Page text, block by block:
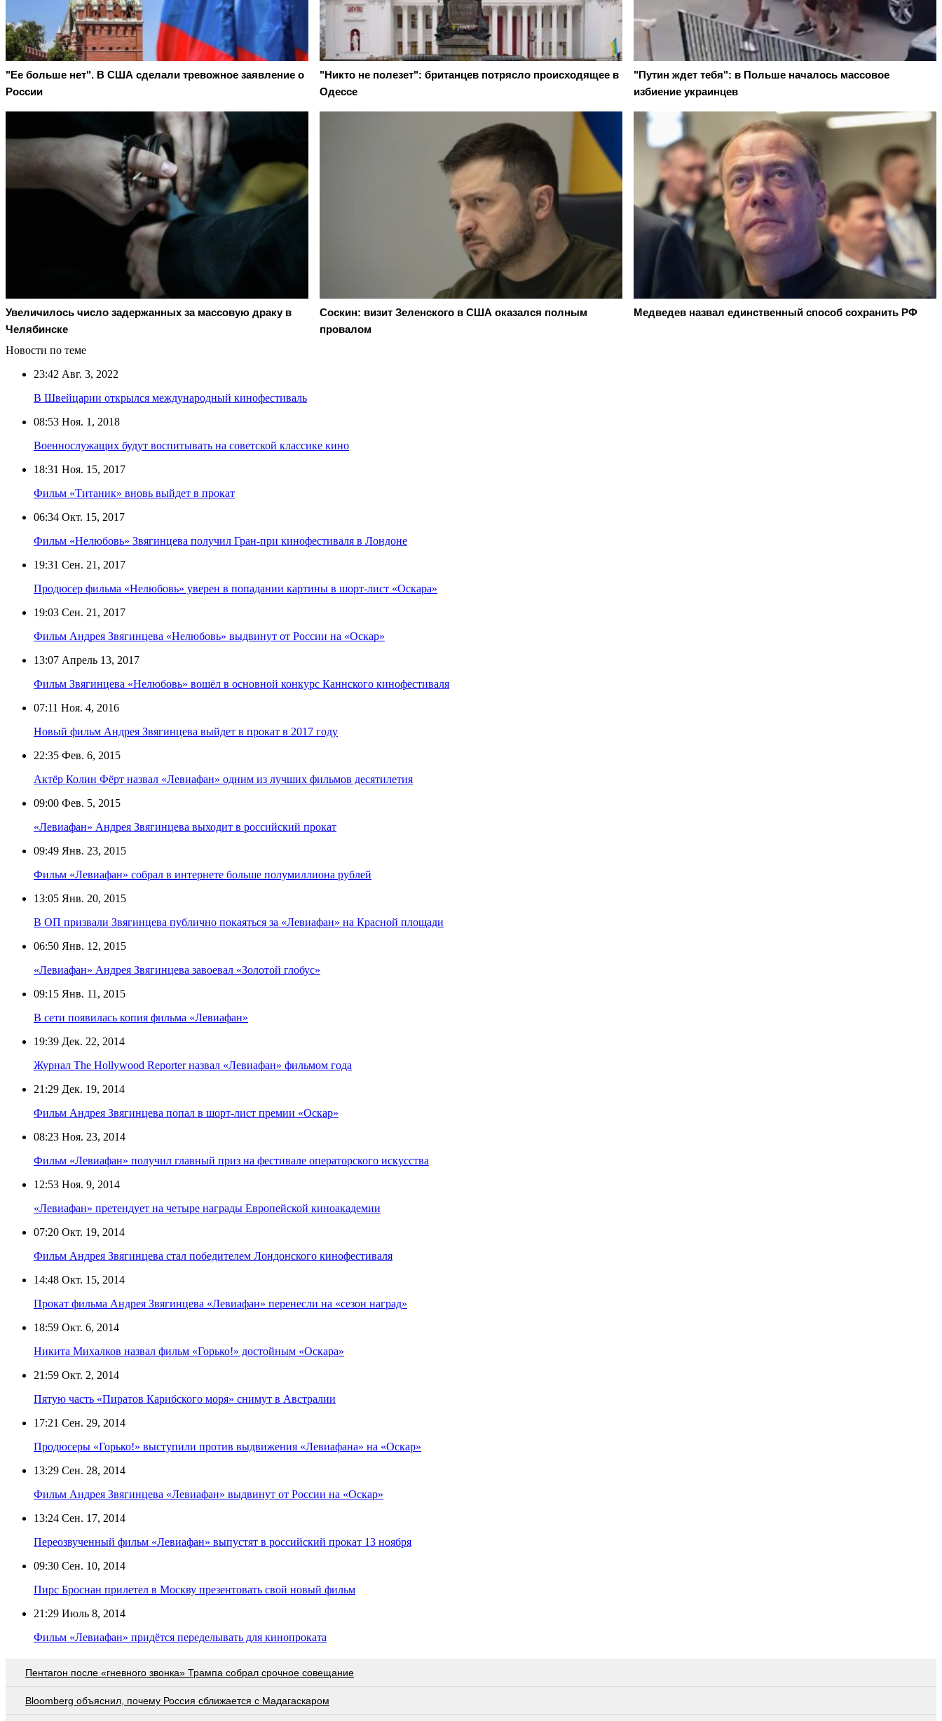
"Ее больше нет". В США сделали тревожное заявление о
России
"Никто не полезет": британцев потрясло происходящее в
Одессе
"Путин ждет тебя": в Польше началось массовое
избиение украинцев
Увеличилось число задержанных за массовую драку в
Челябинске
Соскин: визит Зеленского в США оказался полным
провалом
Медведев назвал единственный способ сохранить РФ
Новости по теме
23:42 Авг. 3, 2022
В Швейцарии открылся международный кинофестиваль
08:53 Ноя. 1, 2018
Военнослужащих будут воспитывать на советской классике кино
18:31 Ноя. 15, 2017
Фильм «Титаник» вновь выйдет в прокат
06:34 Окт. 15, 2017
Фильм «Нелюбовь» Звягинцева получил Гран-при кинофестиваля в Лондоне
19:31 Сен. 21, 2017
Продюсер фильма «Нелюбовь» уверен в попадании картины в шорт-лист «Оскара»
19:03 Сен. 21, 2017
Фильм Андрея Звягинцева «Нелюбовь» выдвинут от России на «Оскар»
13:07 Апрель 13, 2017
Фильм Звягинцева «Нелюбовь» вошёл в основной конкурс Каннского кинофестиваля
07:11 Ноя. 4, 2016
Новый фильм Андрея Звягинцева выйдет в прокат в 2017 году
22:35 Фев. 6, 2015
Актёр Колин Фёрт назвал «Левиафан» одним из лучших фильмов десятилетия
09:00 Фев. 5, 2015
«Левиафан» Андрея Звягинцева выходит в российский прокат
09:49 Янв. 23, 2015
Фильм «Левиафан» собрал в интернете больше полумиллиона рублей
13:05 Янв. 20, 2015
В ОП призвали Звягинцева публично покаяться за «Левиафан» на Красной площади
06:50 Янв. 12, 2015
«Левиафан» Андрея Звягинцева завоевал «Золотой глобус»
09:15 Янв. 11, 2015
В сети появилась копия фильма «Левиафан»
19:39 Дек. 22, 2014
Журнал The Hollywood Reporter назвал «Левиафан» фильмом года
21:29 Дек. 19, 2014
Фильм Андрея Звягинцева попал в шорт-лист премии «Оскар»
08:23 Ноя. 23, 2014
Фильм «Левиафан» получил главный приз на фестивале операторского искусства
12:53 Ноя. 9, 2014
«Левиафан» претендует на четыре награды Европейской киноакадемии
07:20 Окт. 19, 2014
Фильм Андрея Звягинцева стал победителем Лондонского кинофестиваля
14:48 Окт. 15, 2014
Прокат фильма Андрея Звягинцева «Левиафан» перенесли на «сезон наград»
18:59 Окт. 6, 2014
Никита Михалков назвал фильм «Горько!» достойным «Оскара»
21:59 Окт. 2, 2014
Пятую часть «Пиратов Карибского моря» снимут в Австралии
17:21 Сен. 29, 2014
Продюсеры «Горько!» выступили против выдвижения «Левиафана» на «Оскар»
13:29 Сен. 28, 2014
Фильм Андрея Звягинцева «Левиафан» выдвинут от России на «Оскар»
13:24 Сен. 17, 2014
Переозвученный фильм «Левиафан» выпустят в российский прокат 13 ноября
09:30 Сен. 10, 2014
Пирс Броснан прилетел в Москву презентовать свой новый фильм
21:29 Июль 8, 2014
Фильм «Левиафан» придётся переделывать для кинопроката
Пентагон после «гневного звонка» Трампа собрал срочное совещание
Bloomberg объяснил, почему Россия сближается с Мадагаскаром